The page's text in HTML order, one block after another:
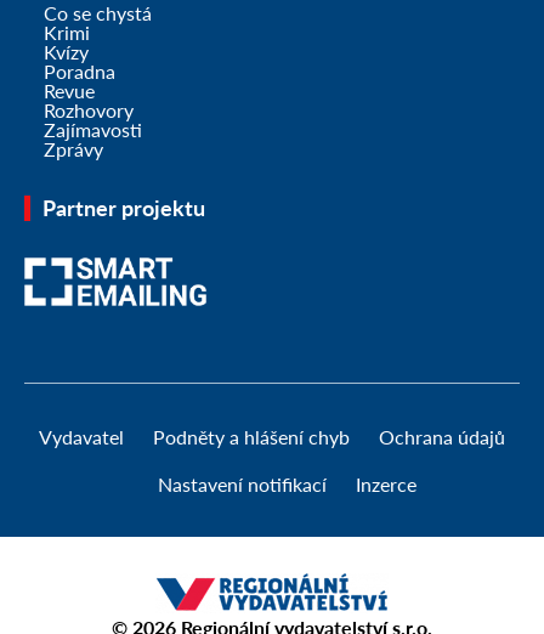
Co se chystá
Krimi
Kvízy
Poradna
Revue
Rozhovory
Zajímavosti
Zprávy
Partner projektu
Vydavatel Podněty a hlášení chyb Ochrana údajů
Nastavení notifikací Inzerce
© 2026 Regionální vydavatelství s.r.o.